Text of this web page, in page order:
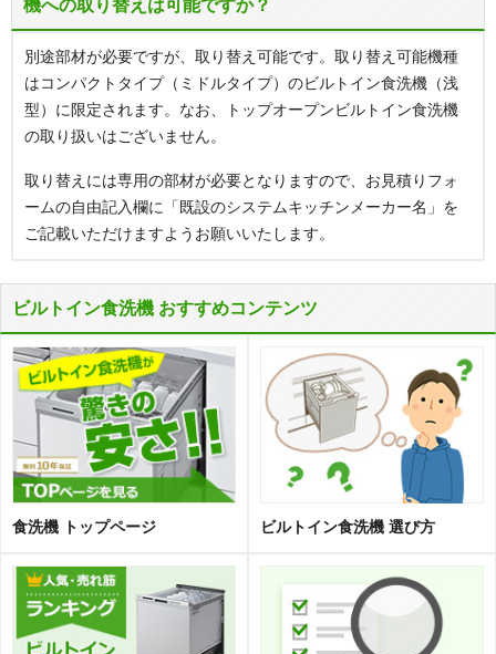
機への取り替えは可能ですか？
別途部材が必要ですが、取り替え可能です。取り替え可能機種
はコンパクトタイプ（ミドルタイプ）のビルトイン食洗機（浅
型）に限定されます。なお、トップオープンビルトイン食洗機
の取り扱いはございません。
取り替えには専用の部材が必要となりますので、お見積りフォ
ームの自由記入欄に「既設のシステムキッチンメーカー名」を
ご記載いただけますようお願いいたします。
ビルトイン食洗機 おすすめコンテンツ
食洗機 トップページ ビルトイン食洗機 選び方